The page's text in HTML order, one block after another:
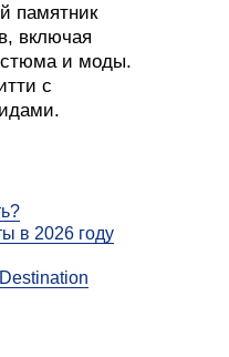
памятник
включая
и моды.
с
в 2026 году